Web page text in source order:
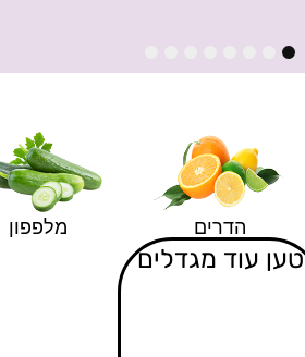
הדרים מלפפון
טען עוד מגדלים